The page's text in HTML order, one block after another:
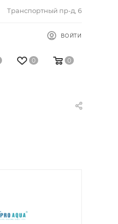
Транспортный пр-д, 6
ВОЙТИ
0 0